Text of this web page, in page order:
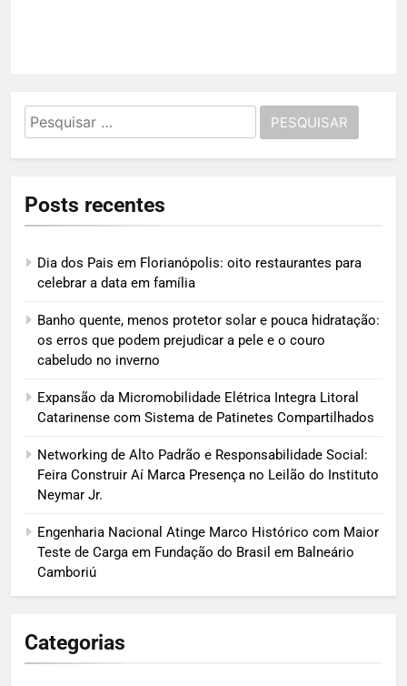
Pesquisar
por:
Posts recentes
Dia dos Pais em Florianópolis: oito restaurantes para
celebrar a data em família
Banho quente, menos protetor solar e pouca hidratação:
os erros que podem prejudicar a pele e o couro
cabeludo no inverno
Expansão da Micromobilidade Elétrica Integra Litoral
Catarinense com Sistema de Patinetes Compartilhados
Networking de Alto Padrão e Responsabilidade Social:
Feira Construir Aí Marca Presença no Leilão do Instituto
Neymar Jr.
Engenharia Nacional Atinge Marco Histórico com Maior
Teste de Carga em Fundação do Brasil em Balneário
Camboriú
Categorias